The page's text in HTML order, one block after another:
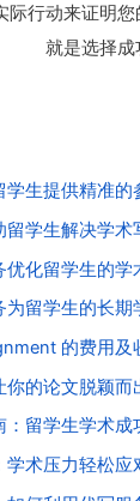
际行动来证明
就是选择成
生提供精准的
学生解决学术
化留学生的学
留学生的长期
的费用及
的论文脱颖而
留学生学术成
学术压力轻松应